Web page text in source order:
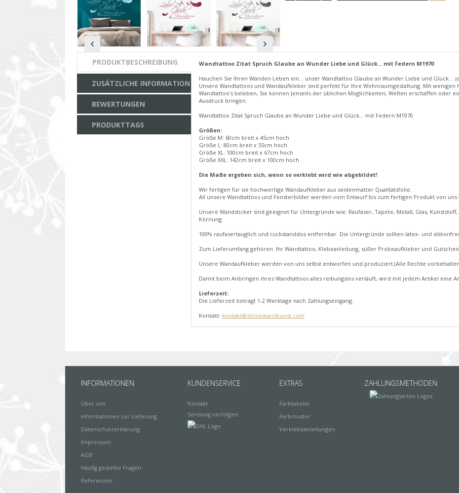
PRODUKTBESCHREIBUNG
ZUSÄTZLICHE INFORMATION
BEWERTUNGEN
PRODUKTTAGS
Wandtattoo Zitat Spruch Glaube an Wunder Liebe und Glück... mit Federn M1970
Hauchen Sie Ihren Wänden Leben ein... unser Wandtattoo Glaube an Wunder Liebe und Glück...
Unsere Wandtattoos und Wandaufkleber sind perfekt für Ihre Wohnraumgestaltung. Mit wenigen
Wandtattoo's beleben, Sie können Jenseits der üblichen Möglichkeiten, Welten erschaffen oder
Ausdruck bringen.
Wandtattoo Zitat Spruch Glaube an Wunder Liebe und Glück... mit Federn M1970
Größen:
Größe M: 60cm breit x 45cm hoch
Größe L: 80cm breit x 55cm hoch
Größe XL: 100cm breit x 67cm hoch
Größe XXL: 142cm breit x 100cm hoch
Die Maße ergeben sich, wenn so verklebt wird wie abgebildet!
Wir fertigen für sie hochwertige Wandaufkleber aus seidenmatter Qualitätsfolie.
All unsere Wandtattoos und Fensterbilder werden vom Entwurf bis zum fertigen Produkt von
Unsere Wandsticker sind geeignet für Untergründe wie: Raufaser, Tapete, Metall, Glas,
Körnung.
100% raufasertauglich und rückstandslos entfernbar. Die Untergründe sollten latex- und
Zum Lieferumfang gehören: Ihr Wandtattoo, Klebeanleitung, süßer Probeaufkleber und
Unsere Wandaufkleber werden von uns selbst entworfen und produziert.(Alle Rechte
Damit beim Anbringen ihres Wandtattoos alles reibungslos verläuft, wird mit jedem Artikel eine
Lieferzeit:
Die Lieferzeit beträgt 1-2 Werktage nach Zahlungseingang.
Kontakt: kontakt@deinewandkunst.com
INFORMATIONEN
Über uns
Informationen zur Lieferung
Datenschutzerklärung
Impressum
AGB
Häufig gestellte Fragen
Referenzen
KUNDENSERVICE
Kontakt
Sendung verfolgen:
EXTRAS
Farbtabelle
Farbmuster
Verklebeanleitungen
ZAHLUNGSMETHODEN